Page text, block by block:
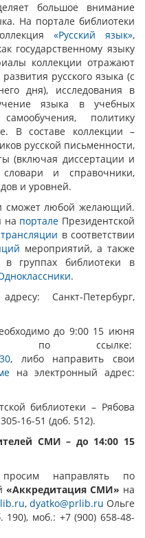
большое внимание
На портале библиотеки
«Русский язык»,
государственному языку
коллекции отражают
русского языка (с
дня), исследования в
языка в учебных
политику
В составе коллекции –
русской письменности,
(включая диссертации и
словари и справочники,
и уровней.
сможет любой желающий.
на портале Президентской
в соответствии
мероприятий, а также
в группах библиотеки в
.
Санкт-Петербург,
до 9:00 15 июня
по ссылке:
, либо направить свои
на электронный адрес:
библиотеки – Рябова
16-51 (доб. 512).
СМИ – до 14:00 15
направлять по
«Аккредитация СМИ» на
, dyatko@prlib.ru Ольге
190), моб.: +7 (900) 658-48-